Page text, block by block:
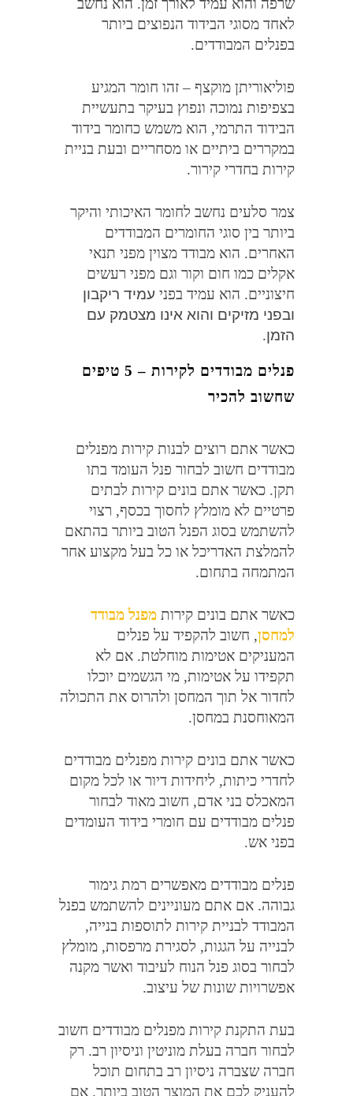
שרפה והוא עמיד לאורך זמן. הוא נחשב
לאחד מסוגי הבידוד הנפוצים ביותר
בפנלים המבודדים.
פוליאוריתן מוקצף – זהו חומר המגיע
בצפיפות נמוכה ונפוץ בעיקר בתעשיית
הבידוד התרמי, הוא משמש כחומר בידוד
במקררים ביתיים או מסחריים ובעת בניית
קירות בחדרי קירור.
צמר סלעים נחשב לחומר האיכותי והיקר
ביותר בין סוגי החומרים המבודדים
האחרים. הוא מבודד מצוין מפני תנאי
אקלים כמו חום וקור וגם מפני רעשים
חיצוניים. הוא עמיד בפני עמיד ריקבון
ובפני מזיקים והוא אינו מצטמק עם
הזמן.
פנלים מבודדים לקירות – 5 טיפים
שחשוב להכיר
כאשר אתם רוצים לבנות קירות מפנלים
מבודדים חשוב לבחור פנל העומד בתו
תקן. כאשר אתם בונים קירות לבתים
פרטיים לא מומלץ לחסוך בכסף, רצוי
להשתמש בסוג הפנל הטוב ביותר בהתאם
להמלצת האדריכל או כל בעל מקצוע אחר
המתמחה בתחום.
כאשר אתם בונים קירות מפנל מבודד
למחסן, חשוב להקפיד על פנלים
המעניקים אטימות מוחלטת. אם לא
תקפידו על אטימות, מי הגשמים יוכלו
לחדור אל תוך המחסן ולהרוס את התכולה
המאוחסנת במחסן.
כאשר אתם בונים קירות מפנלים מבודדים
לחדרי כיתות, ליחידות דיור או לכל מקום
המאכלס בני אדם, חשוב מאוד לבחור
פנלים מבודדים עם חומרי בידוד העומדים
בפני אש.
פנלים מבודדים מאפשרים רמת גימור
גבוהה. אם אתם מעוניינים להשתמש בפנל
המבודד לבניית קירות לתוספות בנייה,
לבנייה על הגגות, לסגירת מרפסות, מומלץ
לבחור בסוג פנל הנוח לעיבוד ואשר מקנה
אפשרויות שונות של עיצוב.
בעת התקנת קירות מפנלים מבודדים חשוב
לבחור חברה בעלת מוניטין וניסיון רב. רק
חברה שצברה ניסיון רב בתחום תוכל
להעניק לכם את המוצר הטוב ביותר. אם